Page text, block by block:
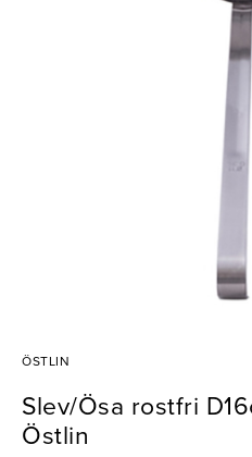
ÖSTLIN
Slev/Ösa rostfri
Östlin